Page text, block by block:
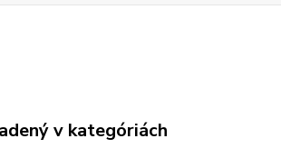
v kategóriách